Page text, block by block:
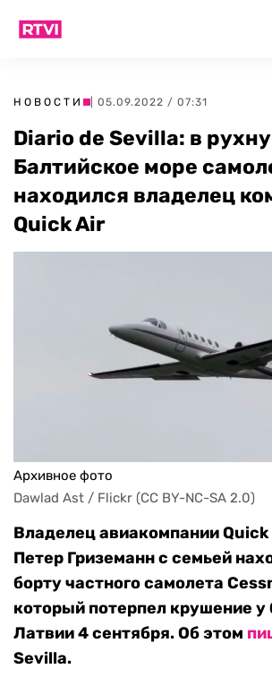
НОВОСТИ | 05.09.2022 / 07:31
Diario de Sevilla: в
Балтийское море
находился владелец
Quick Air
Архивное фото
Dawlad Ast / Flickr (CC BY-NC-SA 2.0)
Владелец авиакомпании
Петер Гриземанн с семьей
борту частного самолета
который потерпел крушение у
Латвии 4 сентября. Об этом
Sevilla.